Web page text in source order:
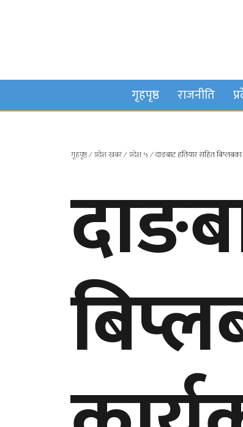
गृहपृष्ठ राजनीति
गृहपृष्ठ∕प्रदेश खबर∕प्रदेश ५∕दाङबाट हतियार सहित बिप्लबका